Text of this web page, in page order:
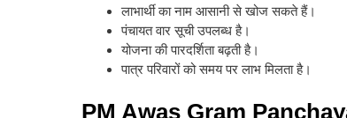
लाभार्थी का नाम आसानी से खोज सकते हैं।
पंचायत वार सूची उपलब्ध है।
योजना की पारदर्शिता बढ़ती है।
पात्र परिवारों को समय पर लाभ मिलता है।
PM Awas Gram